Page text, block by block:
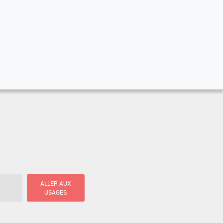
ALLER AUX
USAGES